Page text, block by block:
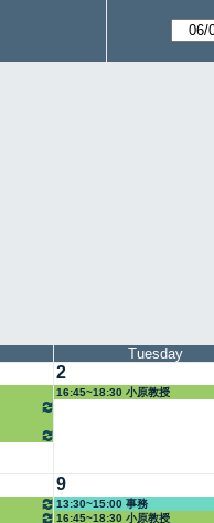
Tuesday
2
16:45~18:30 小原教授
9
13:30~15:00 事務
16:45~18:30 小原教授